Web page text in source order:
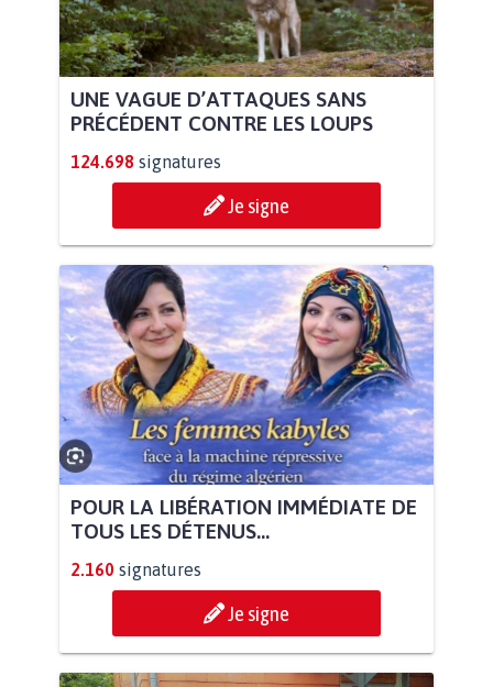
UNE VAGUE D’ATTAQUES SANS
PRÉCÉDENT CONTRE LES LOUPS
124.698 signatures
Je signe
POUR LA LIBÉRATION IMMÉDIATE DE
TOUS LES DÉTENUS...
2.160 signatures
Je signe